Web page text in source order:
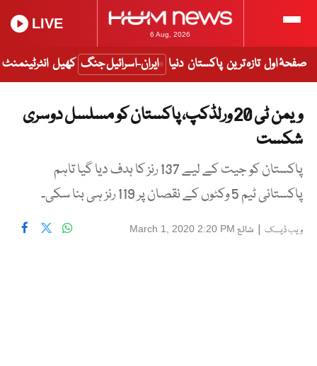
6 Aug, 2026
LIVE
صفحۂ اول تازہ ترین پاکستان دنیا ایران-اسرائیل جنگ کھیل انٹرٹینمنٹ
ویمن ٹی 20 ورلڈکپ، پاکستان کو مسلسل دوسری
شکست
پاکستان کو جیت کے لیے 137 رنز کا ہدف دیا گیا تاہم
پاکستانی ٹیم 5 وکٹوں کے نقصان پر 119 رنز ہی بنا سکی۔
ویب ڈیسک | شائع March 1, 2020 2:20 PM